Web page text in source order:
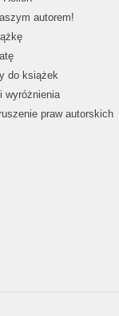
autorem!
do książek
wyróżnienia
praw autorskich